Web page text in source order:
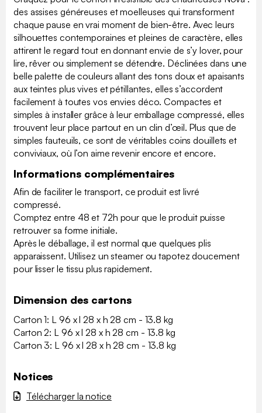
des assises généreuses et moelleuses qui transforment
chaque pause en vrai moment de bien-être. Avec leurs
silhouettes contemporaines et pleines de caractère, elles
attirent le regard tout en donnant envie de s’y lover, pour
lire, rêver ou simplement se détendre. Déclinées dans une
belle palette de couleurs allant des tons doux et apaisants
aux teintes plus vives et pétillantes, elles s’accordent
facilement à toutes vos envies déco. Compactes et
simples à installer grâce à leur emballage compressé, elles
trouvent leur place partout en un clin d’œil. Plus que de
simples fauteuils, ce sont de véritables coins douillets et
conviviaux, où l’on aime revenir encore et encore.
Informations complémentaires
Afin de faciliter le transport, ce produit est livré
compressé.
Comptez entre 48 et 72h pour que le produit puisse
retrouver sa forme initiale.
Après le déballage, il est normal que quelques plis
apparaissent. Utilisez un steamer ou tapotez doucement
pour lisser le tissu plus rapidement.
Dimension des cartons
Carton 1: L 96 x l 28 x h 28 cm - 13.8 kg
Carton 2: L 96 x l 28 x h 28 cm - 13.8 kg
Carton 3: L 96 x l 28 x h 28 cm - 13.8 kg
Notices
Télécharger la notice